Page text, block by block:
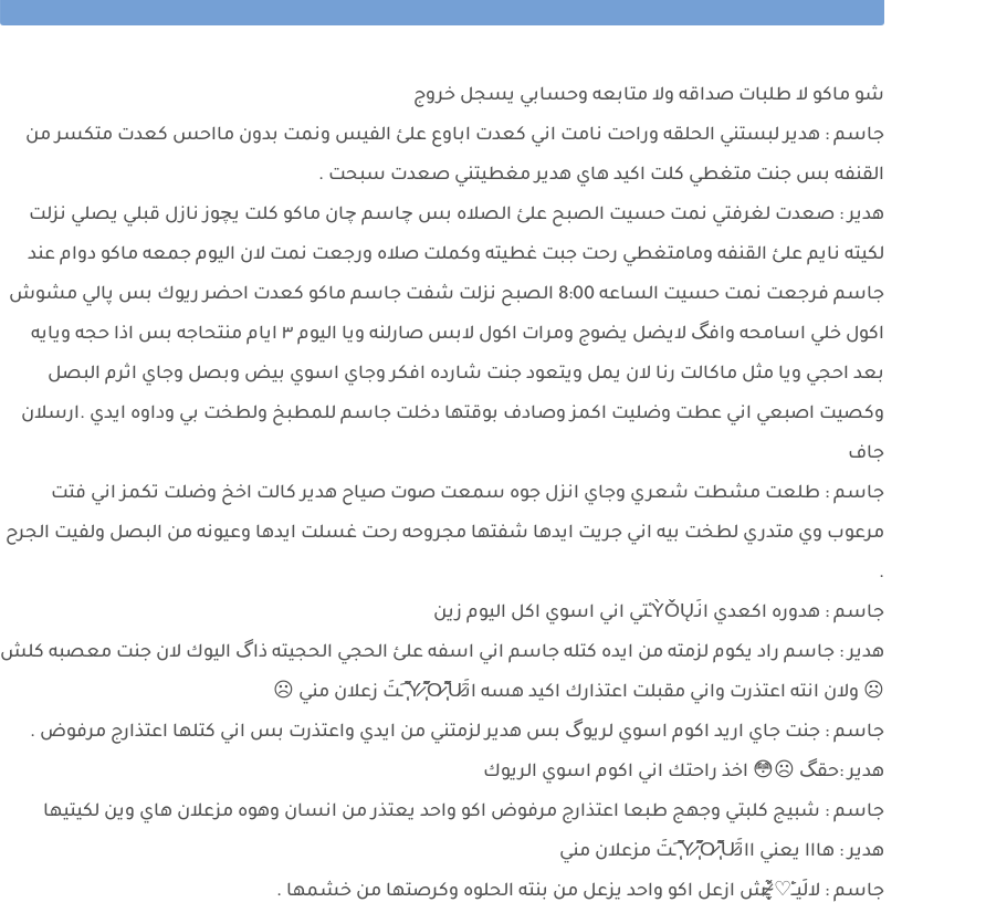
شو ماكو لا طلبات صداقه ولا متابعه وحسابي يسجل خروج
جاسم : هدير لبستني الحلقه وراحت نامت اني كعدت اباوع علئ الفيس ونمت بدون مااحس كعدت متكسر من
القنفه بس جنت متغطي كلت اكيد هاي هدير مغطيتني صعدت سبحت .
هدير : صعدت لغرفتي نمت حسيت الصبح علئ الصلاه بس چاسم چان ماكو كلت يچوز نازل قبلي يصلي نزلت
لكيته نايم علئ القنفه ومامتغطي رحت جبت غطيته وكملت صلاه ورجعت نمت لان اليوم جمعه ماكو دوام عند
جاسم فرجعت نمت حسيت الساعه 8:00 الصبح نزلت شفت جاسم ماكو كعدت احضر ريوك بس پالي مشوش
اكول خلي اسامحه وافگ لايضل يضوج ومرات اكول لابس صارلنه ويا اليوم ٣ ايام منتحاجه بس اذا حجه ويايه
بعد احجي ويا مثل ماكالت رنا لان يمل ويتعود جنت شارده افكر وجاي اسوي بيض وبصل وجاي اثرم البصل
وكصيت اصبعي اني عطت وضليت اكمز وصادف بوقتها دخلت جاسم للمطبخ ولطخت بي وداوه ايدي .ارسلان
جاف
جاسم : طلعت مشطت شعري وجاي انزل جوه سمعت صوت صياح هدير كالت اخخ وضلت تكمز اني فتت
مرعوب وي متدري لطخت بيه اني جريت ايدها شفتها مجروحه رحت غسلت ايدها وعيونه من البصل ولفيت الجرح
.
جاسم : هدوره اكعدي انَـỲǑŲـْتي اني اسوي اكل اليوم زين
هدير : جاسم راد يكوم لزمته من ايده كتله جاسم اني اسفه علئ الحجي الحجيته ذاگ اليوك لان جنت معصبه كلش
☹ ولان انته اعتذرت واني مقبلت اعتذارك اكيد هسه انَـَY̷ ̜̩̐̌̋O̷ ̜̩̐̌̋U̷ ̜̩̐̌̋ـَتَ زعلان مني ☹
جاسم : جنت جاي اريد اكوم اسوي لريوگ بس هدير لزمتني من ايدي واعتذرت بس اني كتلها اعتذارج مرفوض .
هدير :حقگ ☹😳 اخذ راحتك اني اكوم اسوي الريوك
جاسم : شبيج كلبتي وجهج طبعا اعتذارج مرفوض اكو واحد يعتذر من انسان وهوه مزعلان هاي وين لكيتيها
هدير : هااا يعني اانَـَY̷ ̜̩̐̌̋O̷ ̜̩̐̌̋U̷ ̜̩̐̌̋ـَتَ مزعلان مني
جاسم : لالَيــِْ♡̷̴̬̩̃ ـِْش ازعل اكو واحد يزعل من بنته الحلوه وكرصتها من خشمها .